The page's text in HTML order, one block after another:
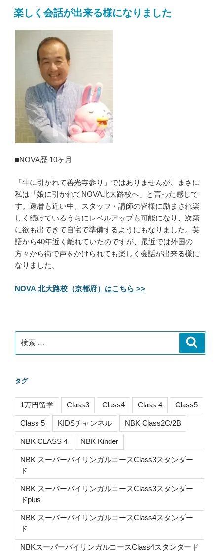
楽しく会話が出来る様になりました
■NOVA歴 10ヶ月
「牛に引かれて善光寺参り」ではありませんが、まさに
私は「娘に引かれてNOVA北大路校へ」と言った感じで
す。還暦も近い中、スタッフ・講師の皆様に励まされ楽
しく続けているうちにレベルアップも可能になり、次第
に欲も出てきて自宅で準備するようにもなりました。英
語から40年近く離れていたのですが、最近では外国の
方々から街で声をかけられても楽しく会話が出来る様に
なりました。
NOVA 北大路校（京都府）はこちら >>
索:
タグ
1万円留学 Class3 Class4 Class 4 Class5
Class 5 KIDSチャンネル NBK Class2C/2B
NBK CLASS 4 NBK Kinder
NBK スーパーバイリンガルコースClass3スタンダー
ド
NBK スーパーバイリンガルコースClass3スタンダー
ドplus
NBK スーパーバイリンガルコースClass4スタンダー
ド
NBKスーパーバイリンガルコースClass4スタンダード